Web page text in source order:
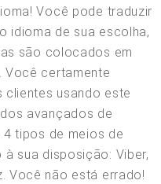
Você pode traduzir
idioma de sua escolha,
são colocados em
Você certamente
clientes usando este
avançados de
tipos de meios de
sua disposição: Viber,
Você não está errado!